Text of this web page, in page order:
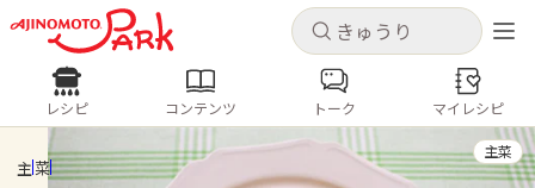
キャンセル
ログインするとレシピを保存できます
ログイン 新規登録
キャンセル
レシピ コンテンツ
レシピ コンテンツ トーク マイレシピ
主菜
主菜